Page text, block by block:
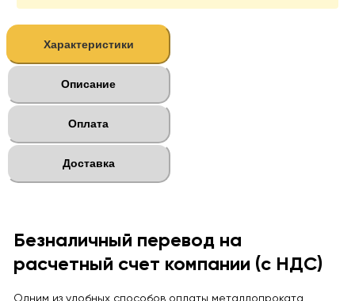
Характеристики
Описание
Оплата
Доставка
Безналичный перевод на
расчетный счет компании (с НДС)
Одним из удобных способов оплаты металлопроката